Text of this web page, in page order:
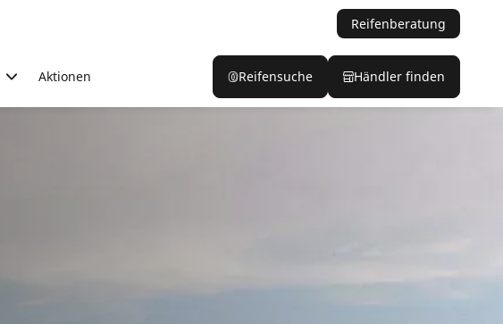
Reifenberatung
Aktionen Reifensuche Händler finden